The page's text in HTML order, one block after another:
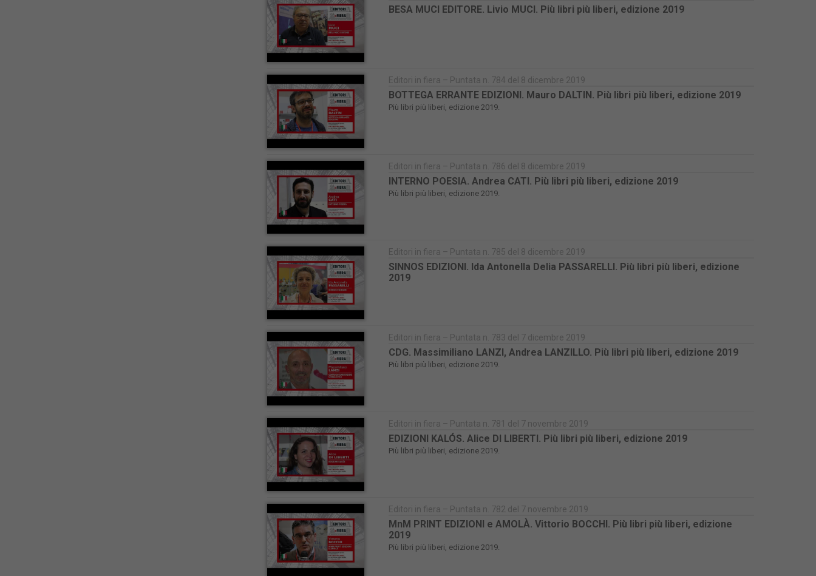
BESA MUCI EDITORE. Livio MUCI. Più libri più liberi, edizione 2019
Editori in fiera – Puntata n. 784 del 8 dicembre 2019
BOTTEGA ERRANTE EDIZIONI. Mauro DALTIN. Più libri più liberi, edizione 2019
Più libri più liberi, edizione 2019.
Editori in fiera – Puntata n. 786 del 8 dicembre 2019
INTERNO POESIA. Andrea CATI. Più libri più liberi, edizione 2019
Più libri più liberi, edizione 2019.
Editori in fiera – Puntata n. 785 del 8 dicembre 2019
SINNOS EDIZIONI. Ida Antonella Delia PASSARELLI. Più libri più liberi, edizione
2019
Editori in fiera – Puntata n. 783 del 7 dicembre 2019
CDG. Massimiliano LANZI, Andrea LANZILLO. Più libri più liberi, edizione 2019
Più libri più liberi, edizione 2019.
Editori in fiera – Puntata n. 781 del 7 novembre 2019
EDIZIONI KALÓS. Alice DI LIBERTI. Più libri più liberi, edizione 2019
Più libri più liberi, edizione 2019.
Editori in fiera – Puntata n. 782 del 7 novembre 2019
MnM PRINT EDIZIONI e AMOLÀ. Vittorio BOCCHI. Più libri più liberi, edizione
2019
Più libri più liberi, edizione 2019.